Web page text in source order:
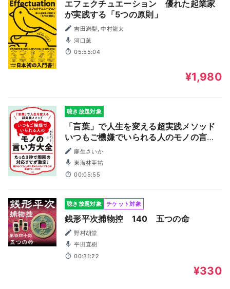
エフェクチュエーション 優れた起業家
が実践する「5つの原則」
吉田満梨, 中村龍太
河口薫
05:55:04
¥1,980
聴き放題対象
「言葉」で人生を変える超実践メソッド
いつもご機嫌でいられる人のモノの言い
方大全 要約版（幻の原稿つき）
麻生さいか
東海林亜祐
00:05:55
聴き放題対象 チケット対象
銭形平次捕物控 140 五つの命
野村胡堂
平田直樹
00:31:22
¥330